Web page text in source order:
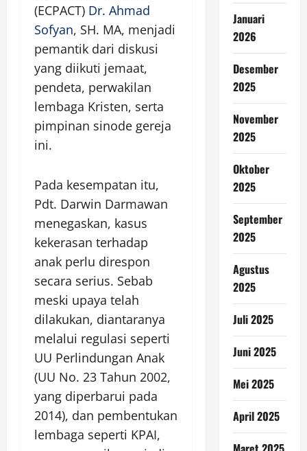
(ECPACT) Dr. Ahmad
Sofyan, SH. MA, menjadi
pemantik dari diskusi
yang diikuti jemaat,
pendeta, perwakilan
lembaga Kristen, serta
pimpinan sinode gereja
ini.
Pada kesempatan itu,
Pdt. Darwin Darmawan
menegaskan, kasus
kekerasan terhadap
anak perlu direspon
secara serius. Sebab
meski upaya telah
dilakukan, diantaranya
melalui regulasi seperti
UU Perlindungan Anak
(UU No. 23 Tahun 2002,
yang diperbarui pada
2014), dan pembentukan
lembaga seperti KPAI,
Januari
2026
Desember
2025
November
2025
Oktober
2025
September
2025
Agustus
2025
Juli 2025
Juni 2025
Mei 2025
April 2025